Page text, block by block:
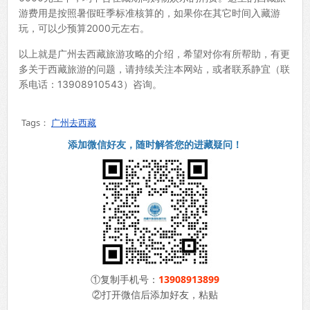
游费用是按照暑假旺季标准核算的，如果你在其它时间入藏游
玩，可以少预算2000元左右。
以上就是广州去西藏旅游攻略的介绍，希望对你有所帮助，有更
多关于西藏旅游的问题，请持续关注本网站，或者联系静宜（联
系电话：13908910543）咨询。
Tags： 广州去西藏
添加微信好友，随时解答您的进藏疑问！
①复制手机号： 13908913899
②打开微信后添加好友，粘贴